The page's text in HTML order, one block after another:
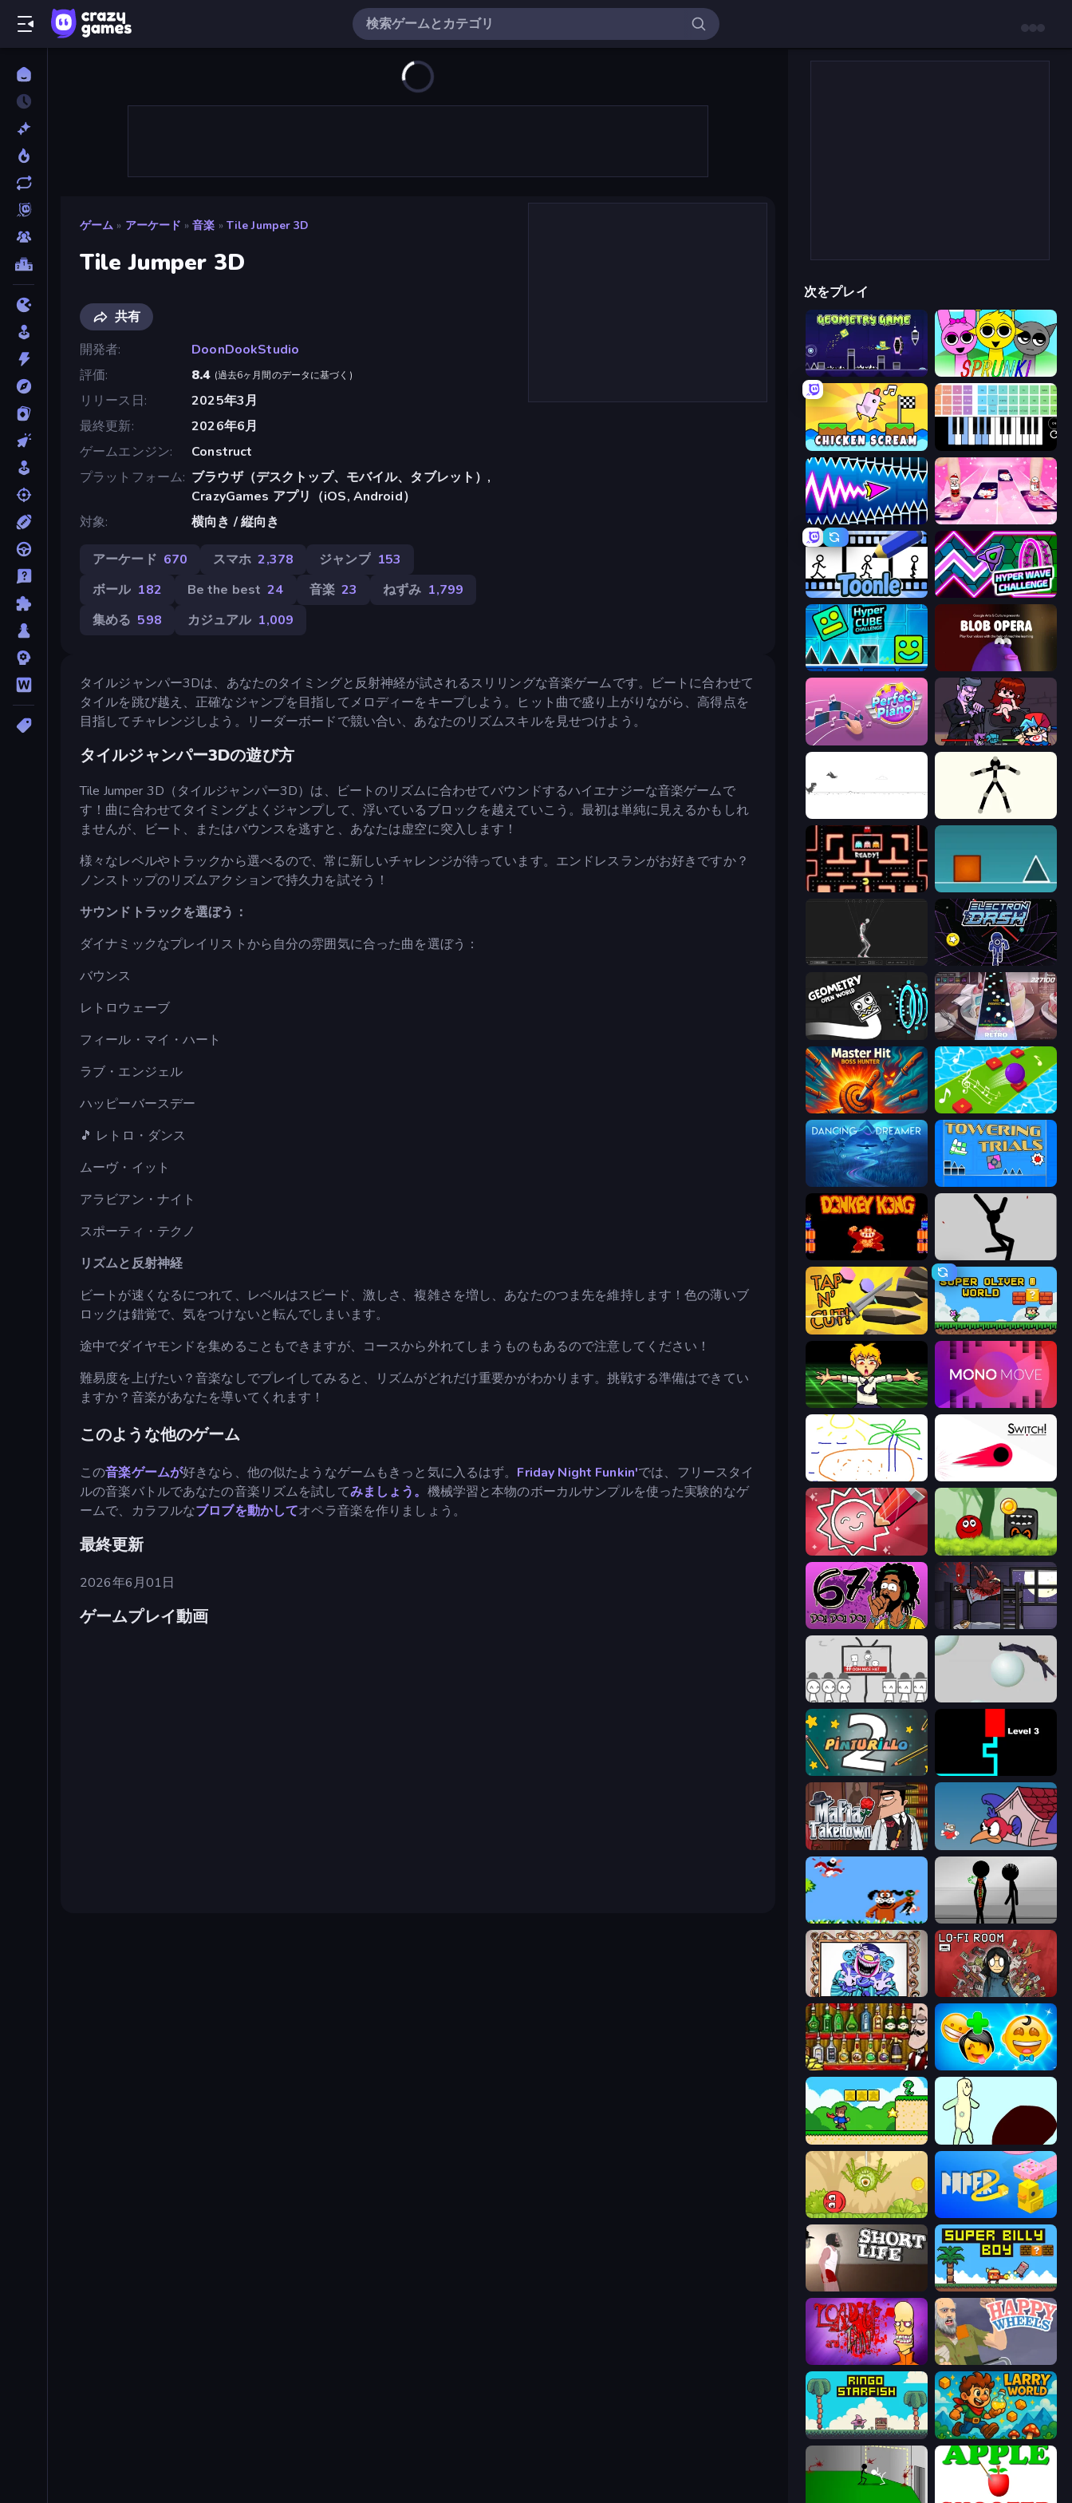
ゲーム » アーケード » 音楽 » Tile Jumper 3D
Tile Jumper 3D
共有
開発者
DoonDookStudio
評価
8.4 (過去6ヶ月間のデータに基づく )
リリース日
2025年3月
最終更新
2026年6月
ゲームエンジン
Construct
プラットフォーム ブラウザ（デスクトップ、モバイル、タブレット）,
CrazyGames アプリ（iOS, Android）
対象
横向き / 縦向き
アーケード 670 スマホ 2,378 ジャンプ 153
ボール 182 Be the best 24 音楽 23 ねずみ 1,799
集める 598 カジュアル 1,009
タイルジャンパー3Dは、あなたのタイミングと反射神経が試されるスリリングな音楽ゲームです。ビートに合わせて
タイルを跳び越え、正確なジャンプを目指してメロディーをキープしよう。ヒット曲で盛り上がりながら、高得点を
目指してチャレンジしよう。リーダーボードで競い合い、あなたのリズムスキルを見せつけよう。
タイルジャンパー3Dの遊び方
Tile Jumper 3D（タイルジャンパー3D）は、ビートのリズムに合わせてバウンドするハイエナジーな音楽ゲームで
す！曲に合わせてタイミングよくジャンプして、浮いているブロックを越えていこう。最初は単純に見えるかもしれ
ませんが、ビート、またはバウンスを逃すと、あなたは虚空に突入します！
様々なレベルやトラックから選べるので、常に新しいチャレンジが待っています。エンドレスランがお好きですか？
ノンストップのリズムアクションで持久力を試そう！
サウンドトラックを選ぼう：
ダイナミックなプレイリストから自分の雰囲気に合った曲を選ぼう：
バウンス
レトロウェーブ
フィール・マイ・ハート
ラブ・エンジェル
ハッピーバースデー
🎵 レトロ・ダンス
ムーヴ・イット
アラビアン・ナイト
スポーティ・テクノ
リズムと反射神経
ビートが速くなるにつれて、レベルはスピード、激しさ、複雑さを増し、あなたのつま先を維持します！色の薄いブ
ロックは錯覚で、気をつけないと転んでしまいます。
途中でダイヤモンドを集めることもできますが、コースから外れてしまうものもあるので注意してください！
難易度を上げたい？音楽なしでプレイしてみると、リズムがどれだけ重要かがわかります。挑戦する準備はできてい
ますか？音楽があなたを導いてくれます！
このような他のゲーム
この音楽ゲームが好きなら、他の似たようなゲームもきっと気に入るはず。 Friday Night Funkin'では、フリースタイ
ルの音楽バトルであなたの音楽リズムを試してみましょう。 機械学習と本物のボーカルサンプルを使った実験的なゲ
ームで、カラフルなブロブを動かしてオペラ音楽を作りましょう。
最終更新
2026年6月01日
ゲームプレイ動画
次をプレイ
Geometry Game Sprunki
Chicken Scream Virtual Online Piano
Wave Dash: Geometry Arrow
Toonle Hyper Wave Challenge
Hyper Cube Challenge Blob Opera
Perfect Piano Friday Night Funkin'
Stick Animator
Pacman
Skeleton Simulator Electron Dash
Geometry: Open World Rhythm Capture
Master Hit: Boss Hunter Color Music Hop Ball Games
Dancing Dreamer
Donkey Kong Returns
Tap 'n Cut Super Oliver World
Chainsaw Dance Mono Move
Skribbl.io Switch!
Draw Quiz Ball Hero Adventure: Red Bounce Ball
67 Doi Doi The Visitor
We Become What We Behold Bush Ragdoll
Pinturillo 2 Scary Maze
Mafia Takedown Cuphead
Duck Hunt Stick Figure Penalty 2
Exhibit of Sorrows Lofi Room
Bartender The Right Mix Smileys: Family Tree emoji
Steve's World Doodieman Voodoo
Red Bounce Ball 5
Short Life Super Billy Boy
Load Up and Kill Happy Wheels
Ringo Starfish Larry World